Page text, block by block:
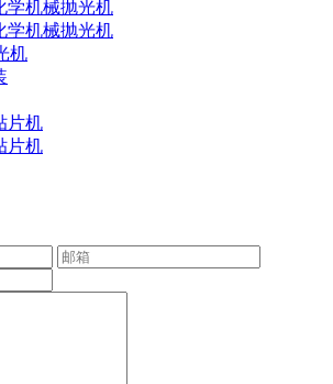
学机械抛光机
学机械抛光机
机
片机
片机